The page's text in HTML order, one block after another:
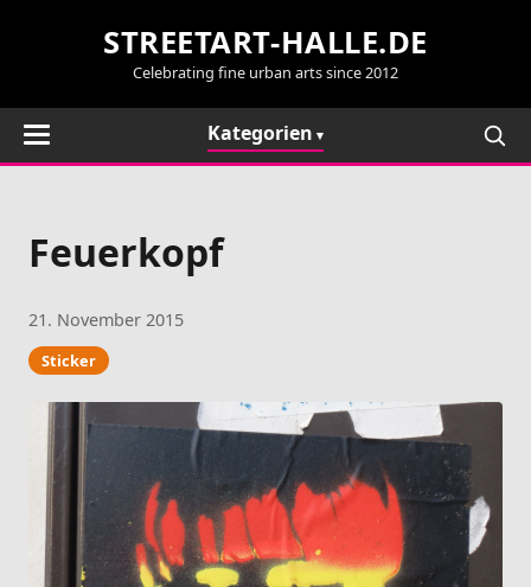
STREETART-HALLE.DE
Celebrating fine urban arts since 2012
Kategorien
Feuerkopf
21. November 2015
Sticker